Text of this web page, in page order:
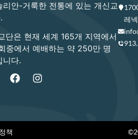
안-거룩한 전통에 있는 개신교
단은 현재 세계 165개 지역에서
중에서 예배하는 약 250만 명
니다.
레
책